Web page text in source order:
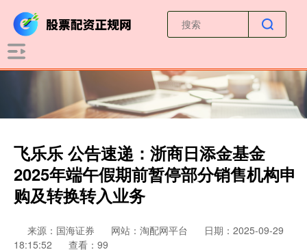
飞乐乐 公告速递：浙商日添金基金
2025年端午假期前暂停部分销售机构申
购及转换转入业务
来源：国海证券 网站：淘配网平台
日期：2025-09-29
18:15:52
查看：99